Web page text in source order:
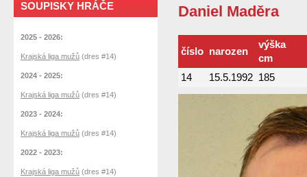
Daniel Maděra
číslo narozen
výška
cm
14
15.5.1992 185
SOUPISKY HRÁČE
2025 - 2026:
Krajská liga mužů (dres #14)
2024 - 2025:
Krajská liga mužů (dres #14)
2023 - 2024:
Krajská liga mužů (dres #14)
2022 - 2023:
Krajská liga mužů (dres #14)